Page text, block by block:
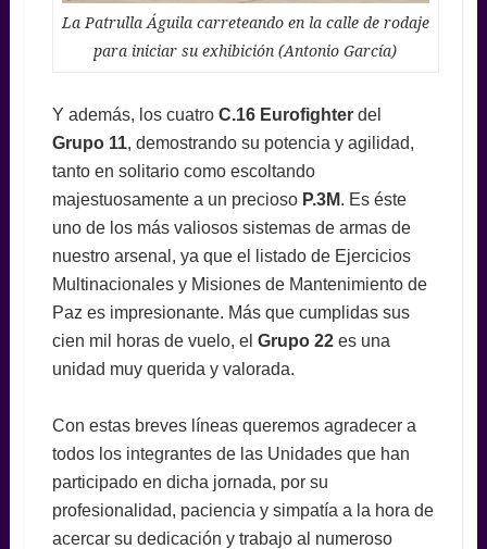
La Patrulla Águila carreteando en la calle de rodaje
para iniciar su exhibición (Antonio García)
Y además, los cuatroC.16 Eurofighter del
Grupo 11, demostrando su potencia y agilidad,
tanto en solitario como escoltando
majestuosamente a un preciosoP.3M. Es éste
uno de los más valiosos sistemas de armas de
nuestro arsenal, ya que el listado de Ejercicios
Multinacionales y Misiones de Mantenimiento de
Paz es impresionante. Más que cumplidas sus
cien mil horas de vuelo, el Grupo 22 es una
unidad muy querida y valorada.
Con estas breves líneas queremos agradecer a
todos los integrantes de las Unidades que han
participado en dicha jornada, por su
profesionalidad, paciencia y simpatía a la hora de
acercar su dedicación y trabajo al numeroso